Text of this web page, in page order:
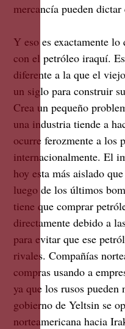
mercancía pueden dictar
Y eso es exactamente
con el petróleo iraquí.
diferente a la que el
un siglo para construir
Crea un pequeño
una industria tiende a
ocurre ferozmente a los
internacionalmente. El
hoy esta más aislado
luego de los últimos
tiene que comprar
directamente debido a
para evitar que ese
rivales. Compañías
compras usando a
ya que los rusos
gobierno de Yeltsin se
norteamericana hacia